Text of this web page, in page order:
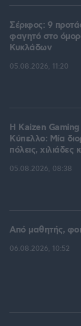
Σέριφος: 9
φαγητό στο
Κυκλάδων
05.08.2026, 11:20
H Kaizen
Kύπελλο: Μία
πόλεις, χιλιάδες
05.08.2026, 08:38
Από μαθητής,
06.08.2026, 10:52